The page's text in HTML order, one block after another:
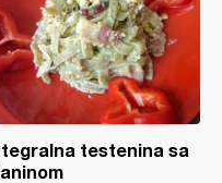
testenina sa